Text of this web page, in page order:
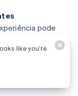
pode
dos clientes.
do
dos
e um boca
like you’re